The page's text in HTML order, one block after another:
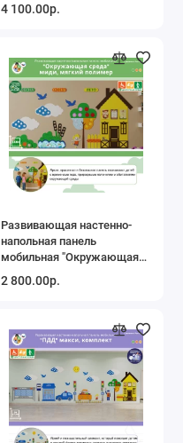
ковриком
4 100.00р.
Развивающая настенно-
напольная панель
мобильная "Окружающая
полимер
2 800.00р.